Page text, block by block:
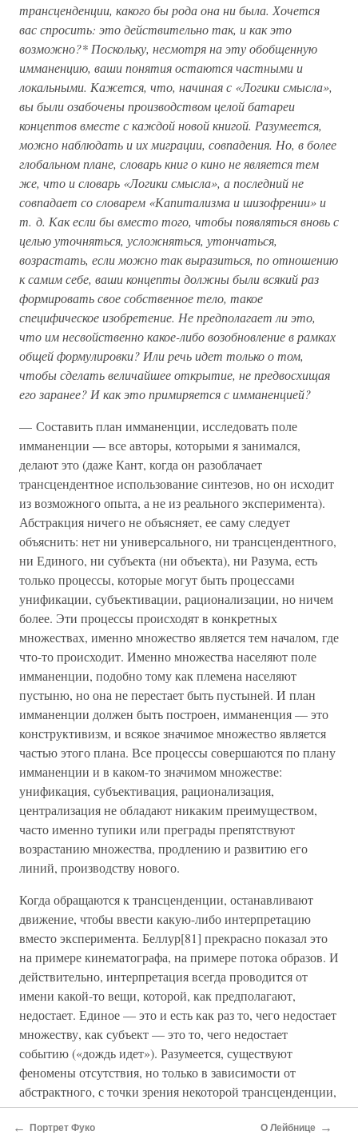
трансценденции, какого бы рода она ни была. Хочется
вас спросить: это действительно так, и как это
возможно?* Поскольку, несмотря на эту обобщенную
имманенцию, ваши понятия остаются частными и
локальными. Кажется, что, начиная с «Логики смысла»,
вы были озабочены производством целой батареи
концептов вместе с каждой новой книгой. Разумеется,
можно наблюдать и их миграции, совпадения. Но, в более
глобальном плане, словарь книг о кино не является тем
же, что и словарь «Логики смысла», а последний не
совпадает со словарем «Капитализма и шизофрении» и
т. д. Как если бы вместо того, чтобы появляться вновь с
целью уточняться, усложняться, утончаться,
возрастать, если можно так выразиться, по отношению
к самим себе, ваши концепты должны были всякий раз
формировать свое собственное тело, такое
специфическое изобретение. Не предполагает ли это,
что им несвойственно какое-либо возобновление в рамках
общей формулировки? Или речь идет только о том,
чтобы сделать величайшее открытие, не предвосхищая
его заранее? И как это примиряется с имманенцией?
— Составить план имманенции, исследовать поле
имманенции — все авторы, которыми я занимался,
делают это (даже Кант, когда он разоблачает
трансцендентное использование синтезов, но он исходит
из возможного опыта, а не из реального эксперимента).
Абстракция ничего не объясняет, ее саму следует
объяснить: нет ни универсального, ни трансцендентного,
ни Единого, ни субъекта (ни объекта), ни Разума, есть
только процессы, которые могут быть процессами
унификации, субъективации, рационализации, но ничем
более. Эти процессы происходят в конкретных
множествах, именно множество является тем началом, где
что-то происходит. Именно множества населяют поле
имманенции, подобно тому как племена населяют
пустыню, но она не перестает быть пустыней. И план
имманенции должен быть построен, имманенция — это
конструктивизм, и всякое значимое множество является
частью этого плана. Все процессы совершаются по плану
имманенции и в каком-то значимом множестве:
унификация, субъективация, рационализация,
централизация не обладают никаким преимуществом,
часто именно тупики или преграды препятствуют
возрастанию множества, продлению и развитию его
линий, производству нового.
Когда обращаются к трансценденции, останавливают
движение, чтобы ввести какую-либо интерпретацию
вместо эксперимента. Беллур[81] прекрасно показал это
на примере кинематографа, на примере потока образов. И
действительно, интерпретация всегда проводится от
имени какой-то вещи, которой, как предполагают,
недостает. Единое — это и есть как раз то, чего недостает
множеству, как субъект — это то, чего недостает
событию («дождь идет»). Разумеется, существуют
феномены отсутствия, но только в зависимости от
абстрактного, с точки зрения некоторой трансценденции,
даже если это трансценденция какого-либо «Я», всякий
раз когда есть помеха конструированию плана
← Портрет Фуко О Лейбнице →